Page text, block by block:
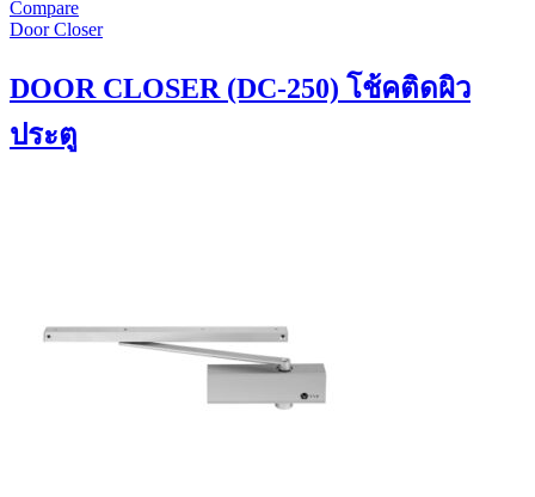
Compare
Door Closer
DOOR CLOSER (DC-250) โช้คติดผิว
ประตู